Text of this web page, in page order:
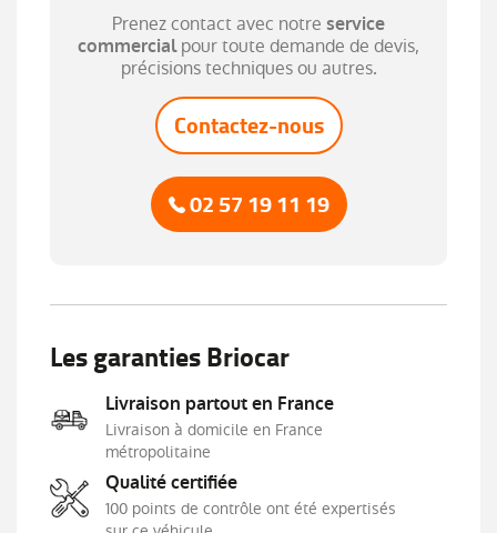
Siège conducteur réglable en hauteur
Tableau de bord avec écran numérique 4,2'' et
compteurs analogiques
Prenez contact avec notre service
commercialpour toute demande de devis,
précisions techniques ou autres.
Contactez-nous
02 57 19 11 19
Les garanties Briocar
Livraison partout en France
Livraison à domicile en France
métropolitaine
Qualité certifiée
100 points de contrôle ont été expertisés